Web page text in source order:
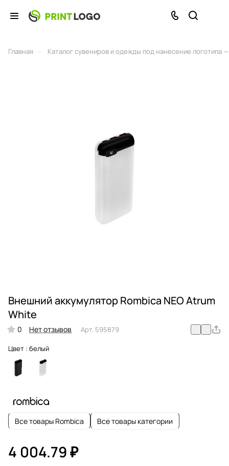
Главная Каталог сувениров и одежды под нанесение логотипа
Внешний аккумулятор Rombica NEO Atrum
White
0 Нет отзывов Арт. 595879
Цвет : белый
Все товары Rombica Все товары категории
4 004.79 ₽